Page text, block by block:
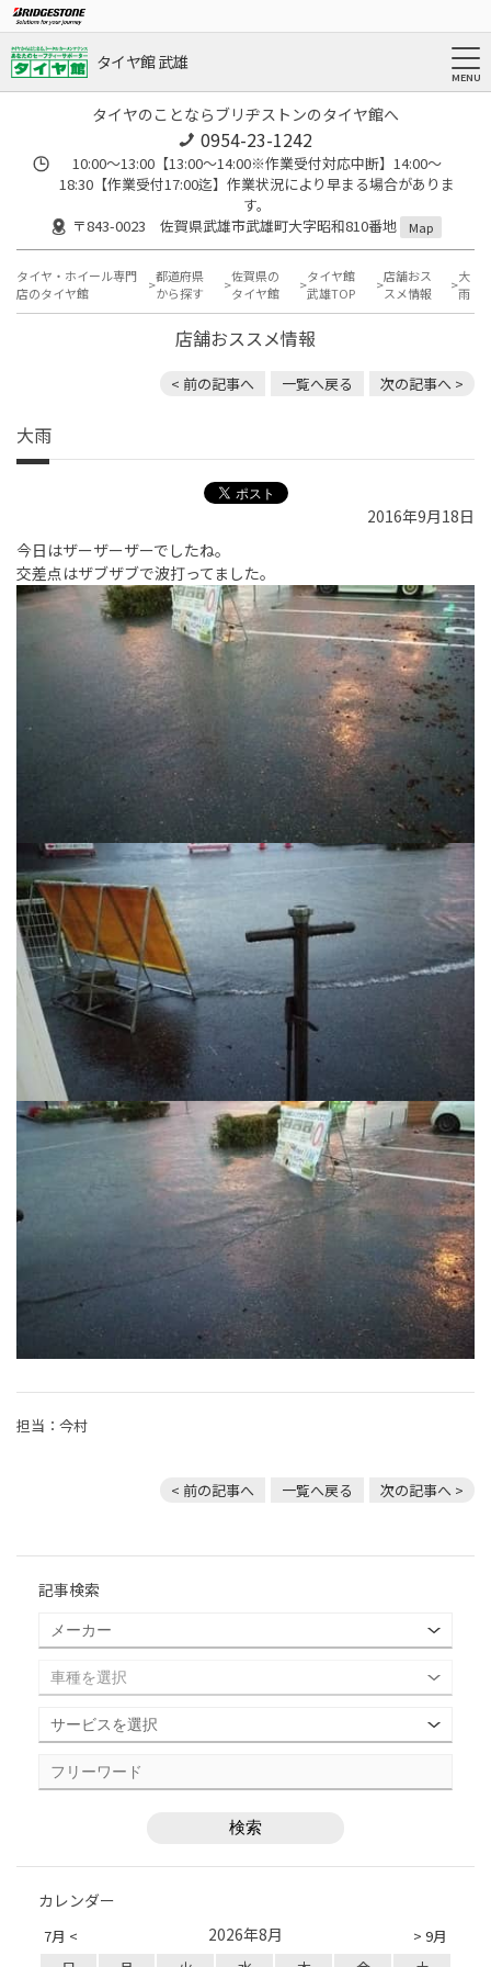
タイヤ館 武雄
タイヤのことならブリヂストンのタイヤ館へ
0954-23-1242
10:00～13:00【13:00～14:00※作業受付対応中断】14:00～
18:30【作業受付17:00迄】作業状況により早まる場合がありま
す。
〒843-0023 佐賀県武雄市武雄町大字昭和810番地
Map
タイヤ・ホイール専門
店のタイヤ館
都道府県
から探す
佐賀県の
タイヤ館
タイヤ館
武雄TOP
店舗おス
スメ情報
大
雨
店舗おススメ情報
< 前の記事へ 一覧へ戻る 次の記事へ >
大雨
2016年9月18日
今日はザーザーザーでしたね。
交差点はザブザブで波打ってました。
担当：今村
< 前の記事へ 一覧へ戻る 次の記事へ >
記事検索
カレンダー
7月 < > 9月
2026年8月